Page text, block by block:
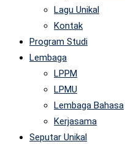
Lagu Unikal
Kontak
Program Studi
Lembaga
LPPM
LPMU
Lembaga Bahasa
Kerjasama
Seputar Unikal